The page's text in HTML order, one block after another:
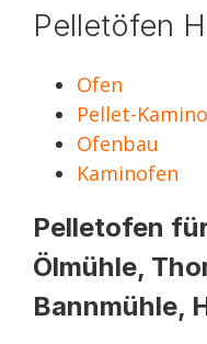
Pelletöfen
Ofen
Pellet-
Ofenbau
Kaminofen
Pelletofen
Ölmühle,
Bannmühle,